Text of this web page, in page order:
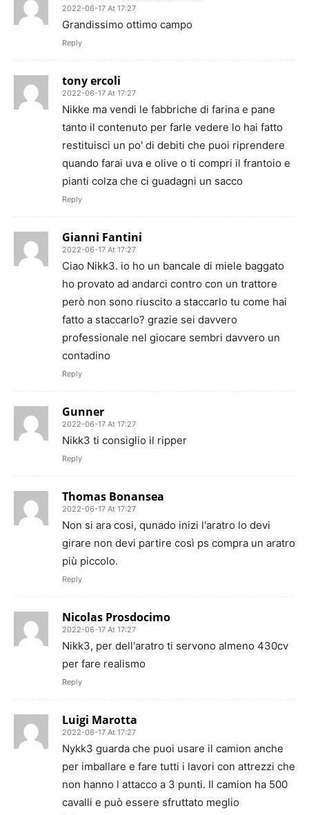
2022-06-17 At 17:27
Grandissimo ottimo campo
Reply
tony ercoli
2022-06-17 At 17:27
Nikke ma vendi le fabbriche di farina e pane
tanto il contenuto per farle vedere lo hai fatto
restituisci un po' di debiti che puoi riprendere
quando farai uva e olive o ti compri il frantoio e
pianti colza che ci guadagni un sacco
Reply
Gianni Fantini
2022-06-17 At 17:27
Ciao Nikk3. io ho un bancale di miele baggato
ho provato ad andarci contro con un trattore
però non sono riuscito a staccarlo tu come hai
fatto a staccarlo? grazie sei davvero
professionale nel giocare sembri davvero un
contadino
Reply
Gunner
2022-06-17 At 17:27
Nikk3 ti consiglio il ripper
Reply
Thomas Bonansea
2022-06-17 At 17:27
Non si ara cosi, qunado inizi l'aratro lo devi
girare non devi partire così ps compra un aratro
più piccolo.
Reply
Nicolas Prosdocimo
2022-06-17 At 17:27
Nikk3, per dell'aratro ti servono almeno 430cv
per fare realismo
Reply
Luigi Marotta
2022-06-17 At 17:27
Nykk3 guarda che puoi usare il camion anche
per imballare e fare tutti i lavori con attrezzi che
non hanno l attacco a 3 punti. Il camion ha 500
cavalli e può essere sfruttato meglio